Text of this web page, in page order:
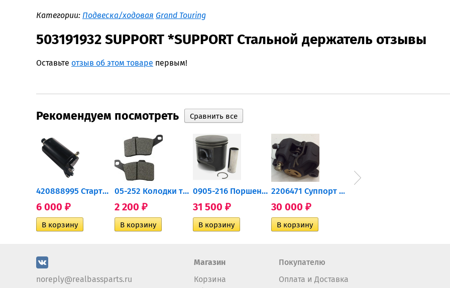
Категории: Подвеска/ходовая Grand Touring
503191932 SUPPORT *SUPPORT Стальной держатель отзывы
Оставьте отзыв об этом товаре первым!
Рекомендуем посмотреть
420888995 Стартер для...
6 000 ₽
05-252 Колодки тормозные...
2 200 ₽
0905-216 Поршень Arctic Cat...
31 500 ₽
2206471 Суппорт тормозной...
30 000 ₽
noreply@realbassparts.ru
Магазин
Корзина
Покупателю
Оплата и Доставка